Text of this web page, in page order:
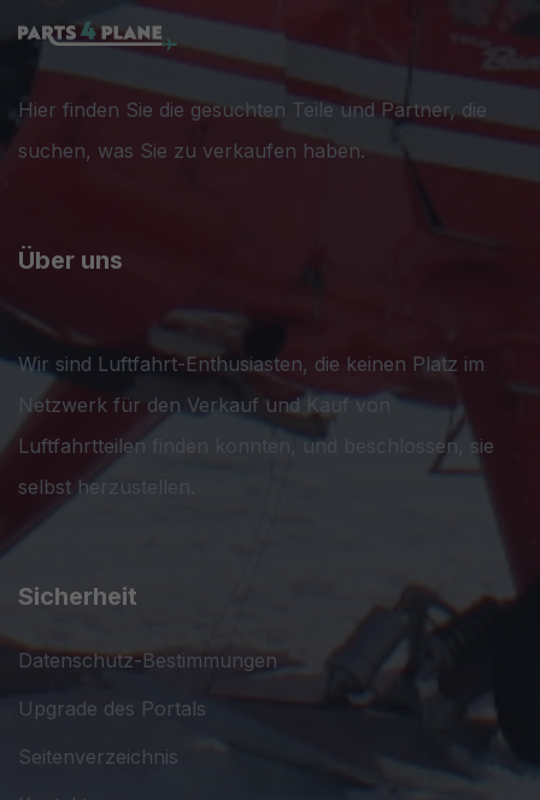
Hier finden Sie die gesuchten Teile und Partner, die
suchen, was Sie zu verkaufen haben.
Über uns
Wir sind Luftfahrt-Enthusiasten, die keinen Platz im
Netzwerk für den Verkauf und Kauf von
Luftfahrtteilen finden konnten, und beschlossen, sie
selbst herzustellen.
Sicherheit
Datenschutz-Bestimmungen
Upgrade des Portals
Seitenverzeichnis